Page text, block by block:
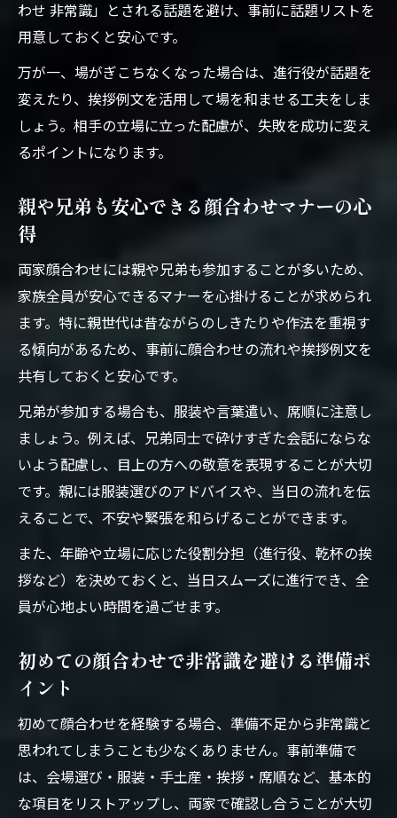
わせ 非常識」とされる話題を避け、事前に話題リストを
用意しておくと安心です。
万が一、場がぎこちなくなった場合は、進行役が話題を
変えたり、挨拶例文を活用して場を和ませる工夫をしま
しょう。相手の立場に立った配慮が、失敗を成功に変え
るポイントになります。
親や兄弟も安心できる顔合わせマナーの心
得
両家顔合わせには親や兄弟も参加することが多いため、
家族全員が安心できるマナーを心掛けることが求められ
ます。特に親世代は昔ながらのしきたりや作法を重視す
る傾向があるため、事前に顔合わせの流れや挨拶例文を
共有しておくと安心です。
兄弟が参加する場合も、服装や言葉遣い、席順に注意し
ましょう。例えば、兄弟同士で砕けすぎた会話にならな
いよう配慮し、目上の方への敬意を表現することが大切
です。親には服装選びのアドバイスや、当日の流れを伝
えることで、不安や緊張を和らげることができます。
また、年齢や立場に応じた役割分担（進行役、乾杯の挨
拶など）を決めておくと、当日スムーズに進行でき、全
員が心地よい時間を過ごせます。
初めての顔合わせで非常識を避ける準備ポ
イント
初めて顔合わせを経験する場合、準備不足から非常識と
思われてしまうことも少なくありません。事前準備で
は、会場選び・服装・手土産・挨拶・席順など、基本的
な項目をリストアップし、両家で確認し合うことが大切